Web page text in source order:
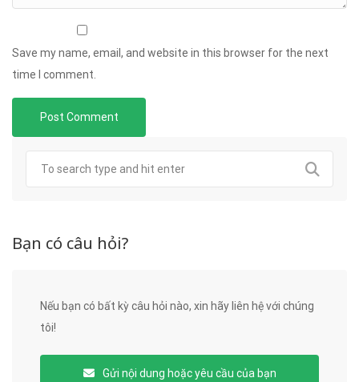
Save my name, email, and website in this browser for the next
time I comment.
Bạn có câu hỏi?
Nếu bạn có bất kỳ câu hỏi nào, xin hãy liên hệ với chúng
tôi!
Gửi nội dung hoặc yêu cầu của bạn